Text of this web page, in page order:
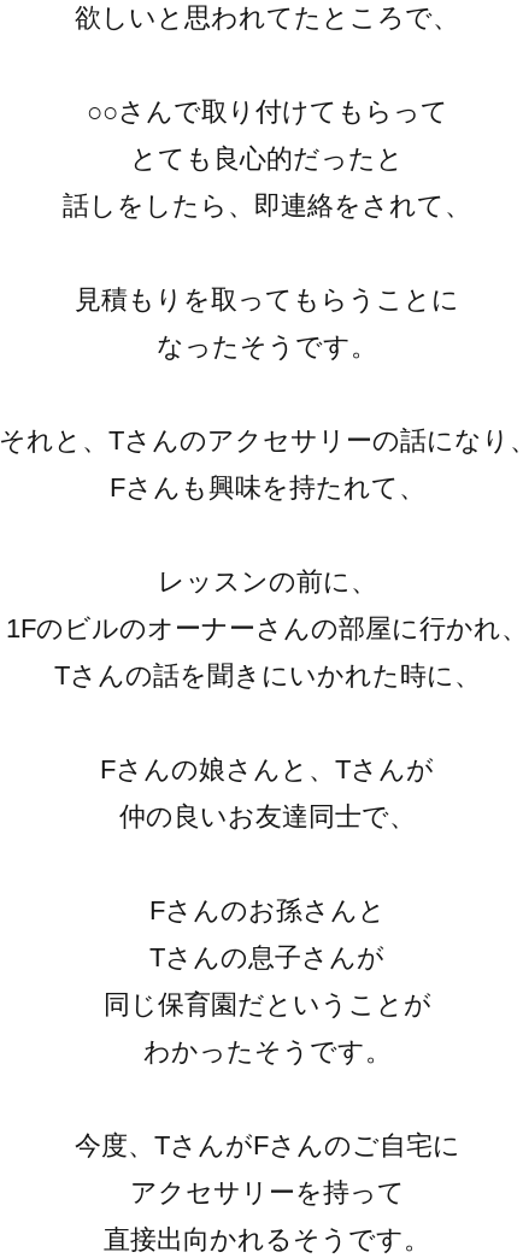
欲しいと思われてたところで、
○○さんで取り付けてもらって
とても良心的だったと
話しをしたら、即連絡をされて、
見積もりを取ってもらうことに
なったそうです。
それと、Tさんのアクセサリーの話になり、
Fさんも興味を持たれて、
レッスンの前に、
1Fのビルのオーナーさんの部屋に行かれ、
Tさんの話を聞きにいかれた時に、
Fさんの娘さんと、Tさんが
仲の良いお友達同士で、
Fさんのお孫さんと
Tさんの息子さんが
同じ保育園だということが
わかったそうです。
今度、TさんがFさんのご自宅に
アクセサリーを持って
直接出向かれるそうです。